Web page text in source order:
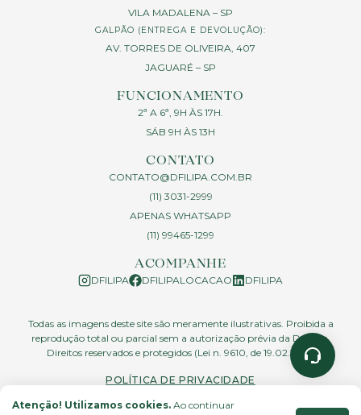
VILA MADALENA – SP
GALPÃO (ENTREGA E DEVOLUÇÃO):
AV. TORRES DE OLIVEIRA, 407
JAGUARÉ – SP
FUNCIONAMENTO
2ª A 6ª, 9H ÀS 17H.
SÁB 9H ÀS 13H
CONTATO
CONTATO@DFILIPA.COM.BR
(11) 3031-2999
APENAS WHATSAPP
(11) 99465-1299
ACOMPANHE
DFILIPA DFILIPALOCACAO DFILIPA
Todas as imagens deste site são meramente ilustrativas. Proibida a
reprodução total ou parcial sem a autorização prévia da D.Filipa.
Direitos reservados e protegidos (Lei n. 9610, de 19.02.1998)
POLÍTICA DE PRIVACIDADE
Atenção! Utilizamos cookies. Ao continuar